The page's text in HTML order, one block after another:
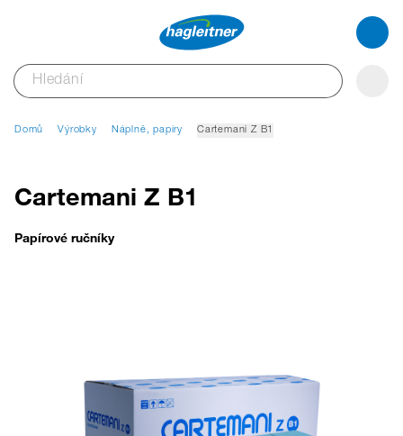
Domů Výrobky Náplně, papíry Cartemani Z B1
Cartemani Z B1
Papírové ručníky